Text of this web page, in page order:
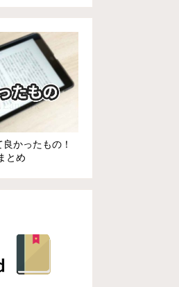
かったもの！
とめ